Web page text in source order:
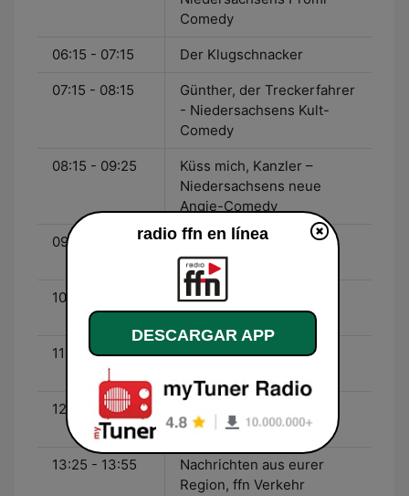
Comedy
06:15 - 07:15 Der Klugschnacker
07:15 - 08:15
Günther, der Treckerfahrer
- Niedersachsens Kult-
Comedy
08:15 - 09:25
Küss mich, Kanzler –
Niedersachsens neue
Angie-Comedy
09:25 - 10:25
Nachrichten aus eurer
Region, ffn Verkehr
10:25 - 11:25
Nachrichten aus eurer
Region, ffn Verkehr
11:25 - 12:25
Nachrichten aus eurer
12:25 - 13:25
Region, ffn Verkehr
13:25 - 13:55
Nachrichten aus eurer
Region, ffn Verkehr
radio ffn en línea
DESCARGAR APP